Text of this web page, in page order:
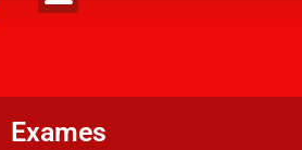
Exames